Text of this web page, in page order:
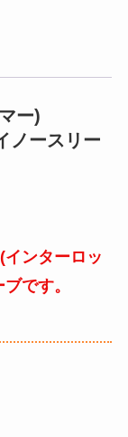
ー)
ノースリー
ンターロッ
です。